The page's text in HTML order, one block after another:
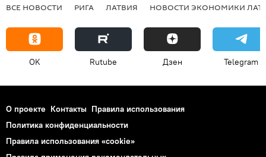
ВСЕ НОВОСТИ РИГА ЛАТВИЯ НОВОСТИ ЭКОНОМИКИ
OK Rutube Дзен Telegram
О проекте Контакты Правила использования
Политика конфиденциальности
Правила использования «cookie»